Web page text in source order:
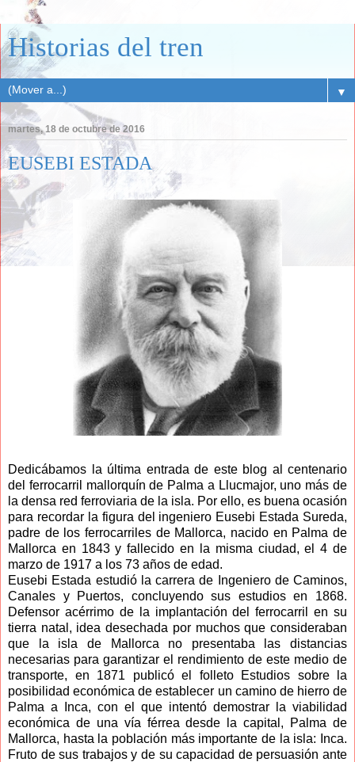
Historias del tren
▼
martes, 18 de octubre de 2016
EUSEBI ESTADA
Dedicábamos la última entrada de este blog al centenario
del ferrocarril mallorquín de Palma a Llucmajor, uno más de
la densa red ferroviaria de la isla. Por ello, es buena ocasión
para recordar la figura del ingeniero Eusebi Estada Sureda,
padre de los ferrocarriles de Mallorca, nacido en Palma de
Mallorca en 1843 y fallecido en la misma ciudad, el 4 de
marzo de 1917 a los 73 años de edad.
Eusebi Estada estudió la carrera de Ingeniero de Caminos,
Canales y Puertos, concluyendo sus estudios en 1868.
Defensor acérrimo de la implantación del ferrocarril en su
tierra natal, idea desechada por muchos que consideraban
que la isla de Mallorca no presentaba las distancias
necesarias para garantizar el rendimiento de este medio de
transporte, en 1871 publicó el folleto Estudios sobre la
posibilidad económica de establecer un camino de hierro de
Palma a Inca, con el que intentó demostrar la viabilidad
económica de una vía férrea desde la capital, Palma de
Mallorca, hasta la población más importante de la isla: Inca.
Fruto de sus trabajos y de su capacidad de persuasión ante